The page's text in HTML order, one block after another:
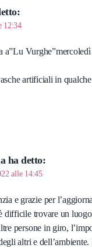
12:34
a”Lu
artificiali in
ha detto:
alle 14:45
e grazie per
difficile trovare un
persone in giro,
altri e